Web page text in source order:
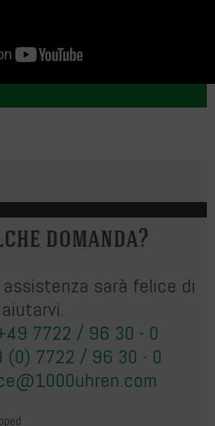
domanda?
sarà felice di
aiutarvi.
7722 / 96 30 - 0
(0) 7722 / 96 30 - 0